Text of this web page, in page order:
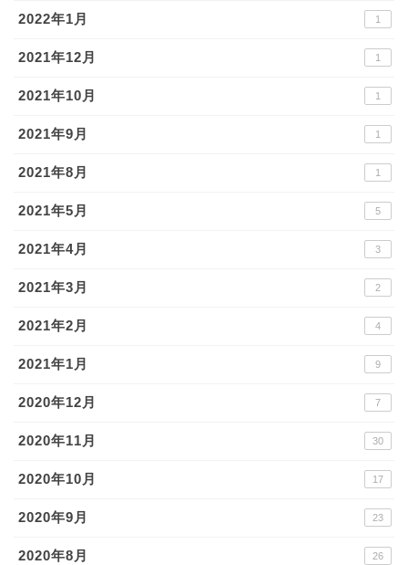
2022年1月 1
2021年12月 1
2021年10月 1
2021年9月 1
2021年8月 1
2021年5月 5
2021年4月 3
2021年3月 2
2021年2月 4
2021年1月 9
2020年12月 7
2020年11月 30
2020年10月 17
2020年9月 23
2020年8月 26